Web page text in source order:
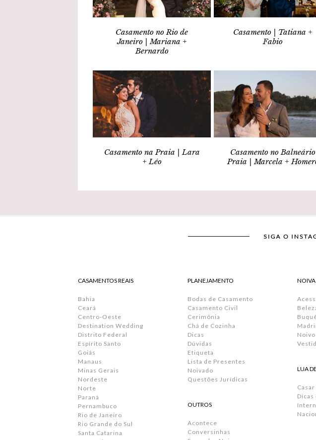
Casamento no Rio de
Janeiro | Mariana +
Bernardo
Casamento | Tatiana +
Fabio
Casamento na Praia | Lara
+ Léo
Casamento no Balneário
Praia | Marcela +
CASAMENTOS REAIS
Bahia
Ceará
Centro-Oeste
Destination Wedding
Distrito Federal
Espírito Santo
Goiás
Manaus
Minas Gerais
Nordeste
Norte
Paraná
Pernambuco
Rio de Janeiro
Rio Grande do Sul
Santa Catarina
PLANEJAMENTO
Bodas de Casamento
Casamento Civil
Cerimônia
Chá de Cozinha
Dicas
Dúvidas
Etiqueta
Lista de Presentes
Noivado
Questões Jurídicas
OUTROS
Acontece
Conversinhas
NOIVA
Noivo
LUA
Dicas